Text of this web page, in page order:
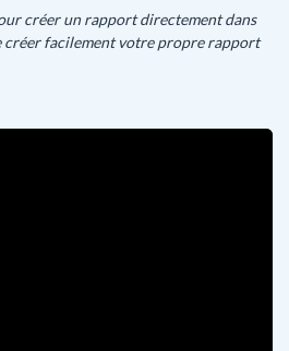
créer un rapport directement dans
créer facilement votre propre rapport